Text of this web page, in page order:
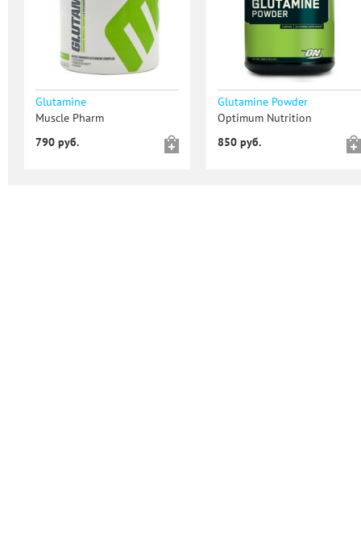
Glutamine
Muscle Pharm
790 руб.
Glutamine Powder
Optimum Nutrition
850 руб.